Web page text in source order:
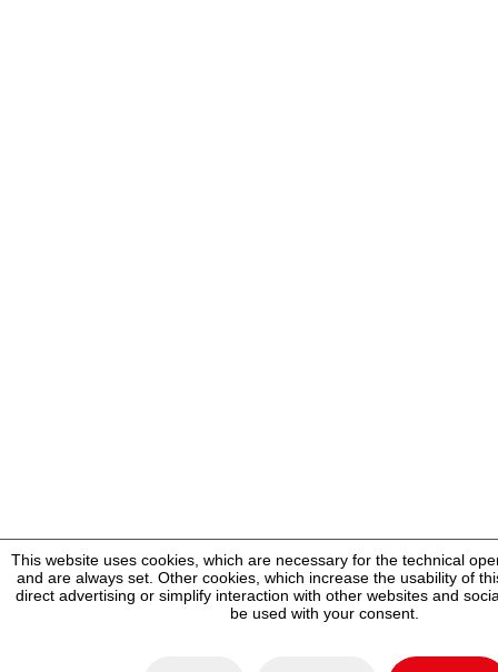
This website uses cookies, which are necessary for the technical
and are always set. Other cookies, which increase the usability of
direct advertising or simplify interaction with other websites and
be used with your consent.